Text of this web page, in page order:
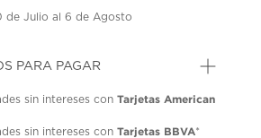
de Julio al 6 de Agosto
PARA PAGAR
sin intereses conTarjetas American
sin intereses conTarjetas BBVA*